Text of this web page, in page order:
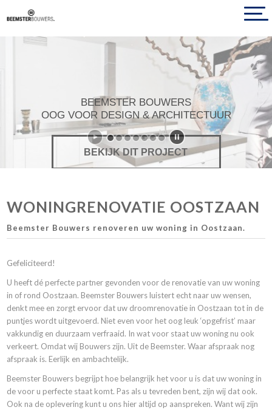
BEEMSTER BOUWERS
OOG VOOR DESIGN & ARCHITECTUUR
BEKIJK DIT PROJECT
WONINGRENOVATIE OOSTZAAN
Beemster Bouwers renoveren uw woning in Oostzaan.
Gefeliciteerd!
U heeft dé perfecte partner gevonden voor de renovatie van uw woning
in of rond Oostzaan. Beemster Bouwers luistert echt naar uw wensen,
denkt mee en zorgt ervoor dat uw droomrenovatie in Oostzaan tot in de
puntjes wordt uitgevoerd. Niet even voor het oog leuk ‘opgefrist’ maar
vakkundig en duurzaam verfraaid. In wat voor staat uw woning nu ook
verkeert. Omdat wij Bouwers zijn. Uit de Beemster. Waar afspraak nog
afspraak is. Eerlijk en ambachtelijk.
Beemster Bouwers begrijpt hoe belangrijk het voor u is dat uw woning in
de voor u perfecte staat komt. Pas als u tevreden bent, zijn wij dat ook.
Ook na de oplevering kunt u ons hier altijd op aanspreken. Want wij zijn